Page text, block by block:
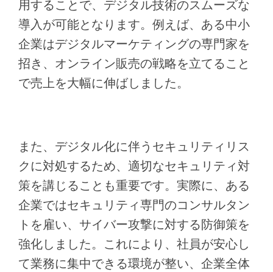
用することで、デジタル技術のスムーズな
導入が可能となります。例えば、ある中小
企業はデジタルマーケティングの専門家を
招き、オンライン販売の戦略を立てること
で売上を大幅に伸ばしました。
また、デジタル化に伴うセキュリティリス
クに対処するため、適切なセキュリティ対
策を講じることも重要です。実際に、ある
企業ではセキュリティ専門のコンサルタン
トを雇い、サイバー攻撃に対する防御策を
強化しました。これにより、社員が安心し
て業務に集中できる環境が整い、企業全体